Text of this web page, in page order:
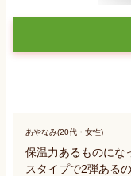
あやなみ(20代・女性)
保温力あるものにな
スタイプで2弾ある